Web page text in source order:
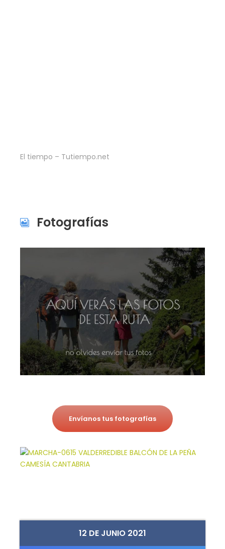
12 DE JUNIO 2021
El tiempo – Tutiempo.net
Fotografías
Envíanos tus fotografías